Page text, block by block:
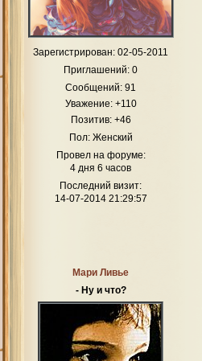
Зарегистрирован: 02-05-2011
Приглашений: 0
Сообщений: 91
Уважение: +110
Позитив: +46
Пол:Женский
Провел на форуме:
4 дня 6 часов
Последний визит:
14-07-2014 21:29:57
Мари Ливье
- Ну и что?